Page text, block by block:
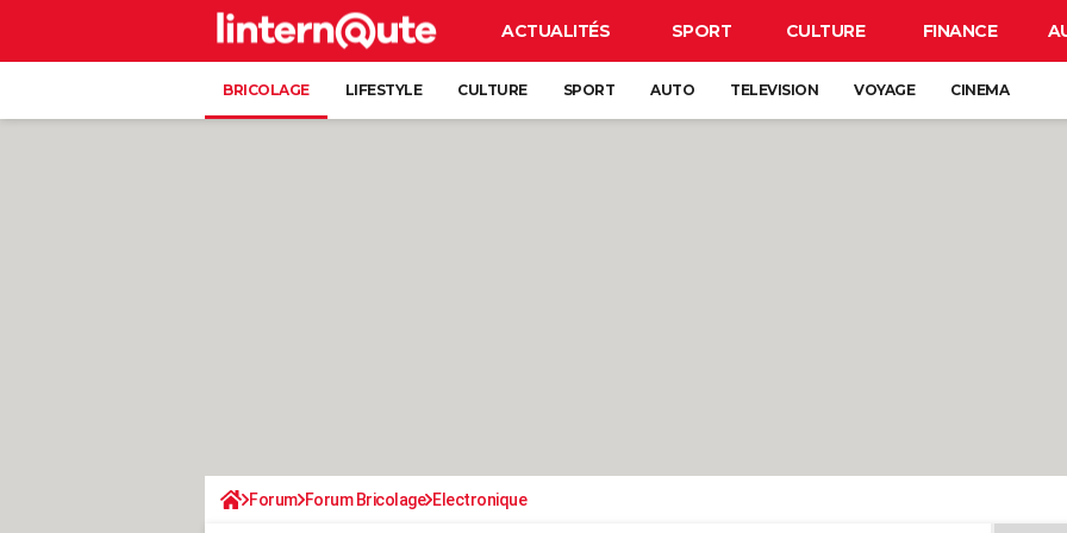
ACTUALITÉS SPORT CULTURE FINANCE
BRICOLAGE LIFESTYLE CULTURE SPORT AUTO TELEVISION VOYAGE CINEMA
Forum Forum Bricolage Electronique